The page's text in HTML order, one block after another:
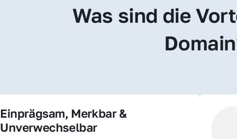
Was sind die
Einprägsam, Merkbar &
Unverwechselbar